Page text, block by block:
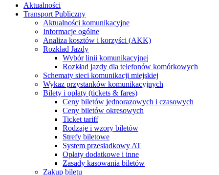
Aktualności
Transport Publiczny
Aktualności komunikacyjne
Informacje ogólne
Analiza kosztów i korzyści (AKK)
Rozkład Jazdy
Wybór linii komunikacyjnej
Rozkład jazdy dla telefonów komórkowych
Schematy sieci komunikacji miejskiej
Wykaz przystanków komunikacyjnych
Bilety i opłaty (tickets & fares)
Ceny biletów jednorazowych i czasowych
Ceny biletów okresowych
Ticket tariff
Rodzaje i wzory biletów
Strefy biletowe
System przesiadkowy AT
Opłaty dodatkowe i inne
Zasady kasowania biletów
Zakup biletu